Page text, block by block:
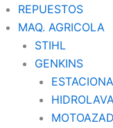
REPUESTOS
MAQ. AGRICOLA
STIHL
GENKINS